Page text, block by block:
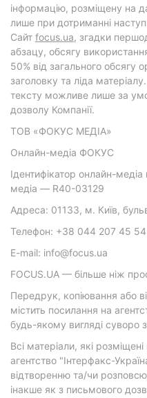
інформацію, розміщену на
лише при дотриманні
Cайт focus.ua, згадки
абзацу, обсягу
50% від загального обсягу
заголовку та ліда
тексту можливе лише за
дозволу Компанії.
ТОВ «ФОКУС МЕДІА»
Онлайн-медіа ФОКУС
Ідентифікатор онлайн-медіа
медіа — R40-03129
Адреса: 01133, м. Київ,
Телефон: +38 044 207 45 54
E-mail: info@focus.ua
FOCUS.UA — більше ніж
Передрук, копіювання або
містить посилання на
будь-якому вигляді суворо
Всі матеріали, які
агентство "Інтерфакс-
відтворенню та/чи
інакше як з письмового